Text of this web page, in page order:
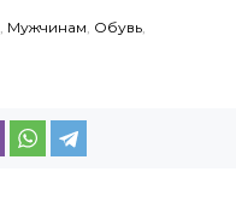
, Мужчинам, Обувь,